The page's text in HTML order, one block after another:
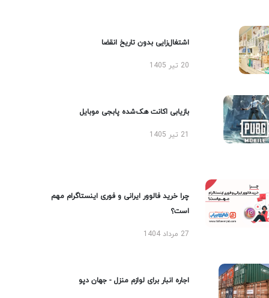
اشتغال‌زایی بدون تاریخ انقضا
20 تیر 1405
بازیابی اکانت هک‌شده پابجی موبایل
چرا خرید فالوور ایرانی و فوری اینستاگرام مهم
است؟
27 مرداد 1404
اجاره انبار برای لوازم منزل - جهان دپو